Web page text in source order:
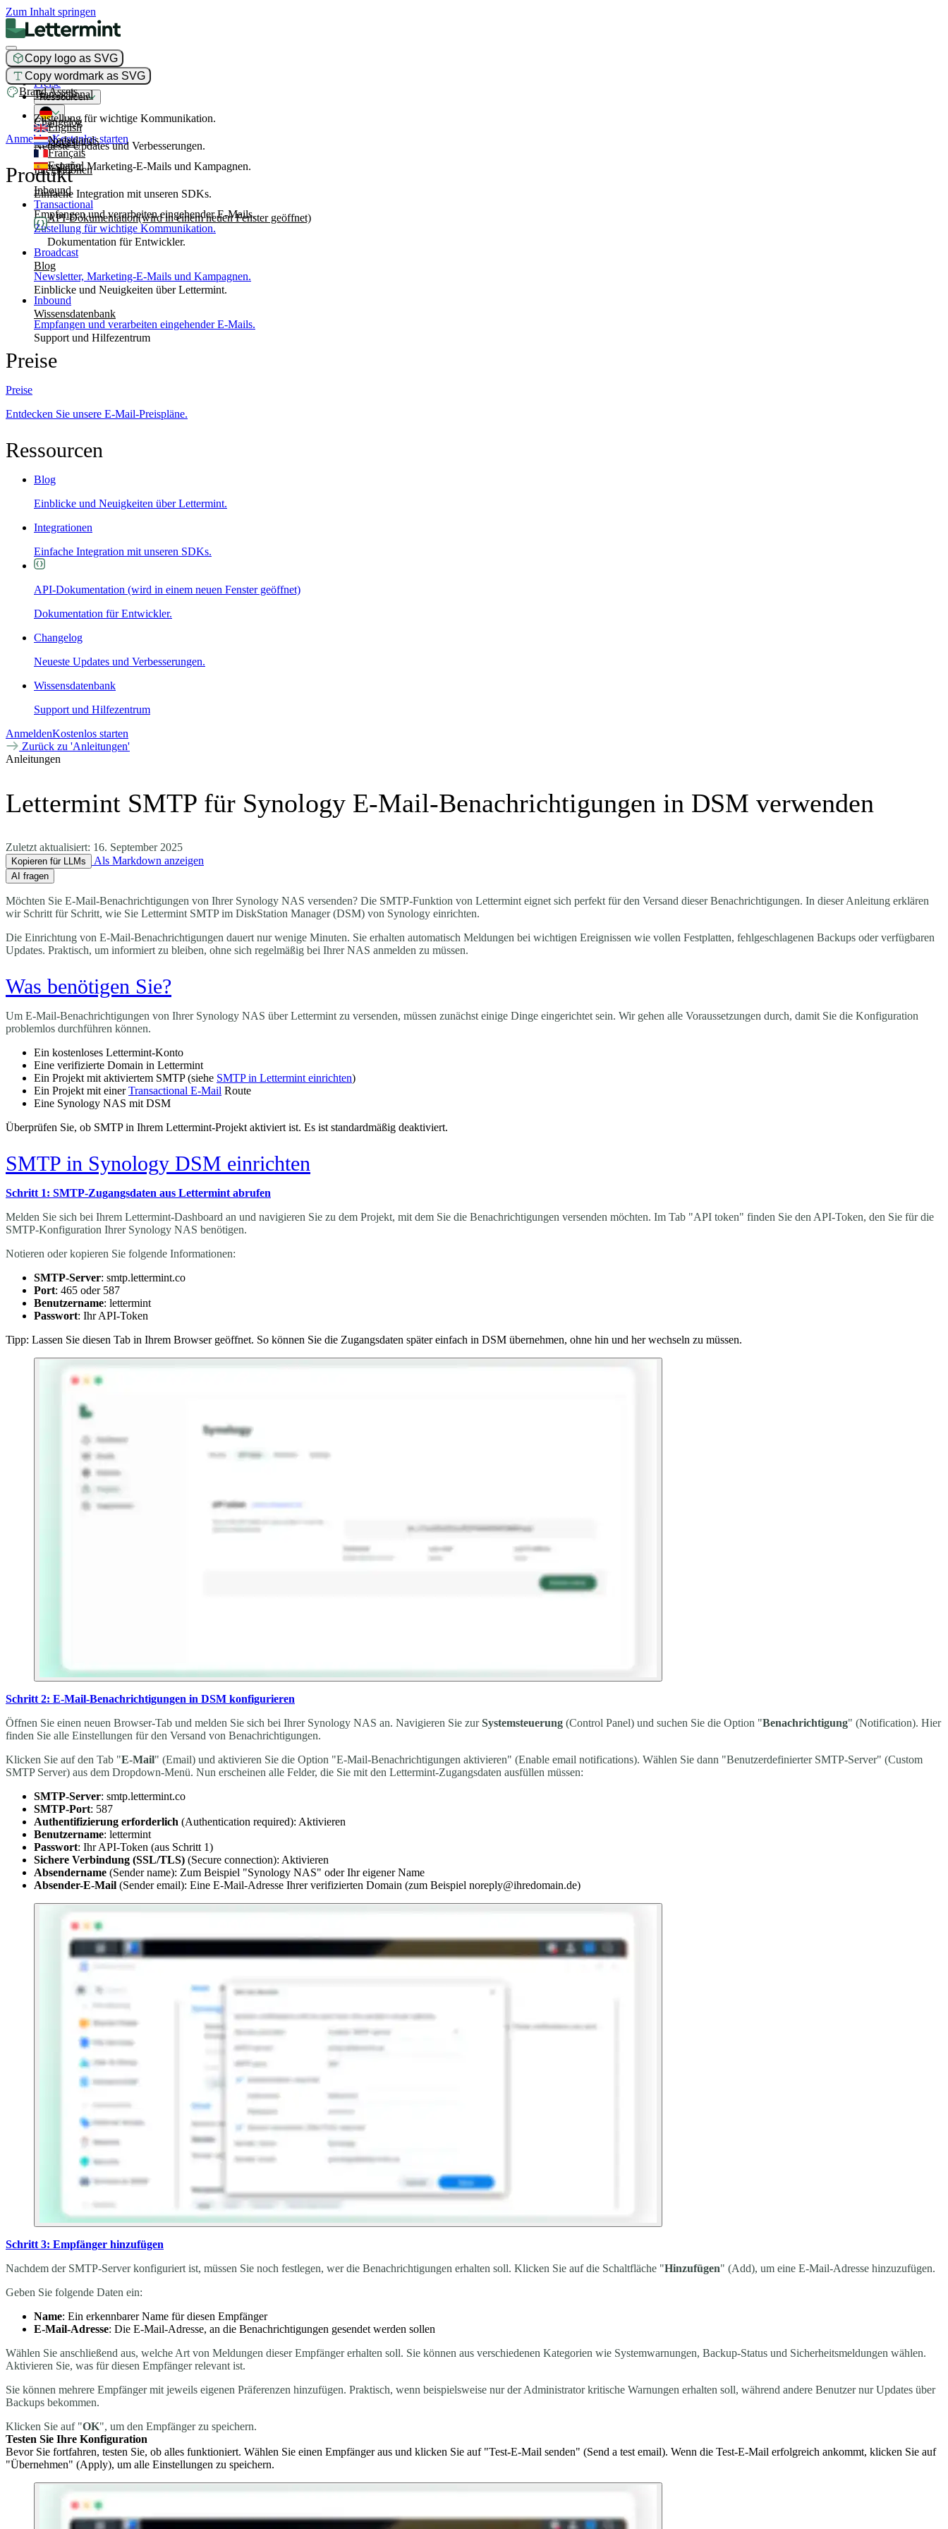
Zum Inhalt springen
Copy logo as SVG
Copy wordmark as SVG
Brand Assets
Produkt
Transactional
Zustellung für wichtige Kommunikation.
Broadcast
Newsletter, Marketing-E-Mails und Kampagnen.
Inbound
Empfangen und verarbeiten eingehender E-Mails.
Preise
Ressourcen
Changelog
Neueste Updates und Verbesserungen.
Integrationen
Einfache Integration mit unseren SDKs.
API-Dokumentation(wird in einem neuen Fenster geöffnet)
Dokumentation für Entwickler.
Blog
Einblicke und Neuigkeiten über Lettermint.
Wissensdatenbank
Support und Hilfezentrum
English
Nederlands
Français
Español
AnmeldenKostenlos starten
Produkt
Transactional
Zustellung für wichtige Kommunikation.
Broadcast
Newsletter, Marketing-E-Mails und Kampagnen.
Inbound
Empfangen und verarbeiten eingehender E-Mails.
Preise
Preise
Entdecken Sie unsere E-Mail-Preispläne.
Ressourcen
Blog
Einblicke und Neuigkeiten über Lettermint.
Integrationen
Einfache Integration mit unseren SDKs.
API-Dokumentation (wird in einem neuen Fenster geöffnet)
Dokumentation für Entwickler.
Changelog
Neueste Updates und Verbesserungen.
Wissensdatenbank
Support und Hilfezentrum
AnmeldenKostenlos starten
Zurück zu 'Anleitungen'
Anleitungen
Lettermint SMTP für Synology E-Mail-Benachrichtigungen in DSM verwenden
Zuletzt aktualisiert: 16. September 2025
Kopieren für LLMs Als Markdown anzeigen
AI fragen
Möchten Sie E-Mail-Benachrichtigungen von Ihrer Synology NAS versenden? Die SMTP-Funktion von Lettermint eignet sich perfekt für den Versand dieser Benachrichtigungen. In dieser Anleitung erklären
wir Schritt für Schritt, wie Sie Lettermint SMTP im DiskStation Manager (DSM) von Synology einrichten.
Die Einrichtung von E-Mail-Benachrichtigungen dauert nur wenige Minuten. Sie erhalten automatisch Meldungen bei wichtigen Ereignissen wie vollen Festplatten, fehlgeschlagenen Backups oder verfügbaren
Updates. Praktisch, um informiert zu bleiben, ohne sich regelmäßig bei Ihrer NAS anmelden zu müssen.
Was benötigen Sie?
Um E-Mail-Benachrichtigungen von Ihrer Synology NAS über Lettermint zu versenden, müssen zunächst einige Dinge eingerichtet sein. Wir gehen alle Voraussetzungen durch, damit Sie die Konfiguration
problemlos durchführen können.
Ein kostenloses Lettermint-Konto
Eine verifizierte Domain in Lettermint
Ein Projekt mit aktiviertem SMTP (siehe SMTP in Lettermint einrichten)
Ein Projekt mit einerTransactional E-Mail Route
Eine Synology NAS mit DSM
Überprüfen Sie, ob SMTP in Ihrem Lettermint-Projekt aktiviert ist. Es ist standardmäßig deaktiviert.
SMTP in Synology DSM einrichten
Schritt 1: SMTP-Zugangsdaten aus Lettermint abrufen
Melden Sie sich bei Ihrem Lettermint-Dashboard an und navigieren Sie zu dem Projekt, mit dem Sie die Benachrichtigungen versenden möchten. Im Tab "API token" finden Sie den API-Token, den Sie für die
SMTP-Konfiguration Ihrer Synology NAS benötigen.
Notieren oder kopieren Sie folgende Informationen:
SMTP-Server: smtp.lettermint.co
Port: 465 oder 587
Benutzername: lettermint
Passwort: Ihr API-Token
Tipp: Lassen Sie diesen Tab in Ihrem Browser geöffnet. So können Sie die Zugangsdaten später einfach in DSM übernehmen, ohne hin und her wechseln zu müssen.
Schritt 2: E-Mail-Benachrichtigungen in DSM konfigurieren
Öffnen Sie einen neuen Browser-Tab und melden Sie sich bei Ihrer Synology NAS an. Navigieren Sie zurSystemsteuerung (Control Panel) und suchen Sie die Option "Benachrichtigung" (Notification). Hier
finden Sie alle Einstellungen für den Versand von Benachrichtigungen.
Klicken Sie auf den Tab "E-Mail" (Email) und aktivieren Sie die Option "E-Mail-Benachrichtigungen aktivieren" (Enable email notifications). Wählen Sie dann "Benutzerdefinierter SMTP-Server" (Custom
SMTP Server) aus dem Dropdown-Menü. Nun erscheinen alle Felder, die Sie mit den Lettermint-Zugangsdaten ausfüllen müssen:
SMTP-Server: smtp.lettermint.co
SMTP-Port: 587
Authentifizierung erforderlich (Authentication required): Aktivieren
Benutzername: lettermint
Passwort: Ihr API-Token (aus Schritt 1)
Sichere Verbindung (SSL/TLS) (Secure connection): Aktivieren
Absendername (Sender name): Zum Beispiel "Synology NAS" oder Ihr eigener Name
Absender-E-Mail (Sender email): Eine E-Mail-Adresse Ihrer verifizierten Domain (zum Beispiel noreply@ihredomain.de)
Schritt 3: Empfänger hinzufügen
Nachdem der SMTP-Server konfiguriert ist, müssen Sie noch festlegen, wer die Benachrichtigungen erhalten soll. Klicken Sie auf die Schaltfläche "Hinzufügen" (Add), um eine E-Mail-Adresse hinzuzufügen.
Geben Sie folgende Daten ein:
Name: Ein erkennbarer Name für diesen Empfänger
E-Mail-Adresse: Die E-Mail-Adresse, an die Benachrichtigungen gesendet werden sollen
Wählen Sie anschließend aus, welche Art von Meldungen dieser Empfänger erhalten soll. Sie können aus verschiedenen Kategorien wie Systemwarnungen, Backup-Status und Sicherheitsmeldungen wählen.
Aktivieren Sie, was für diesen Empfänger relevant ist.
Sie können mehrere Empfänger mit jeweils eigenen Präferenzen hinzufügen. Praktisch, wenn beispielsweise nur der Administrator kritische Warnungen erhalten soll, während andere Benutzer nur Updates über
Backups bekommen.
Klicken Sie auf "OK", um den Empfänger zu speichern.
Testen Sie Ihre Konfiguration
Bevor Sie fortfahren, testen Sie, ob alles funktioniert. Wählen Sie einen Empfänger aus und klicken Sie auf "Test-E-Mail senden" (Send a test email). Wenn die Test-E-Mail erfolgreich ankommt, klicken Sie auf
"Übernehmen" (Apply), um alle Einstellungen zu speichern.